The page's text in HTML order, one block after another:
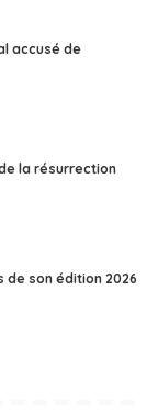
accusé de
la résurrection
de son édition 2026